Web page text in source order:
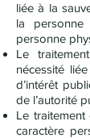
liée à la
la personne
personne
Le
nécessité
d’intérêt
de l’autorité
Le
caractère